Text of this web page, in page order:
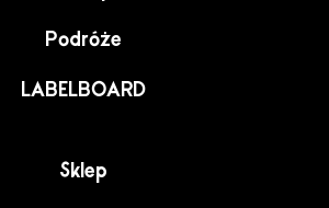
Podróże
LABELBOARD
Sklep